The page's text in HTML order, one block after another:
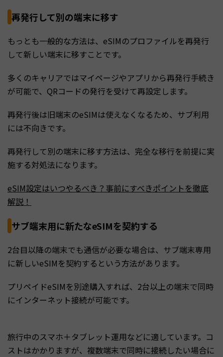
再発行して別の端末に移す
もっとも一般的な方法は、eSIMのプロファイルを再発行
して新しい端末に移すことです。
多くのキャリアではマイページやアプリから再発行手続き
が可能で、QRコードの発行を受けて再設定します。
再発行後は旧端末のeSIMは使えなくなるため、サブ利用
には不向きです。
再発行して別の端末に移す方法は、完全な移行を前提に実
施する対処法になります。
eSIM設定はいつやるべき？事前にすべきポイントを徹底
解説！
サブ端末用に新たなeSIMを契約する
2台目以降の端末でも通信が必要な場合は、サブ端末専用
に新しいeSIMを契約するという方法があります。
プリペイドeSIMを別途購入すれば、2台以上の端末で同時
にインターネット接続が可能です。
旅行中のスマホ＋タブレット運用などに適しています。コ
ストはかかりますが、複数端末で同時に接続したい場合に